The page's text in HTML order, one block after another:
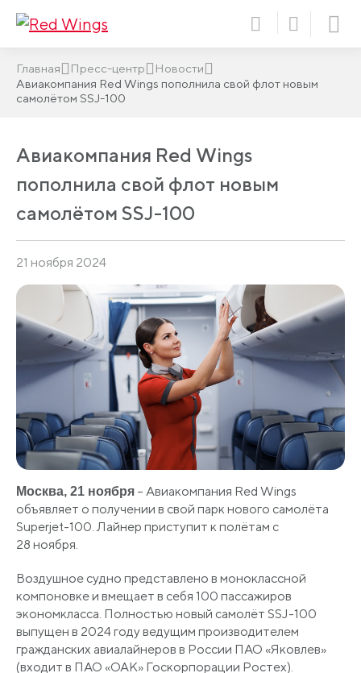
Главная Пресс-центр
Новости
Авиакомпания Red Wings пополнила свой флот новым
самолётом SSJ-100
Авиакомпания Red Wings
пополнила свой флот новым
самолётом SSJ-100
21 ноября 2024
Москва, 21 ноября – Авиакомпания Red Wings
объявляет о получении в свой парк нового самолёта
Superjet-100. Лайнер приступит к полётам с
28 ноября.
Воздушное судно представлено в моноклассной
компоновке и вмещает в себя 100 пассажиров
экономкласса. Полностью новый самолёт SSJ-100
выпущен в 2024 году ведущим производителем
гражданских авиалайнеров в России ПАО «Яковлев»
(входит в ПАО «ОАК» Госкорпорации Ростех).